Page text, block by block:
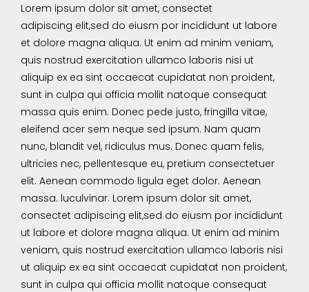
Lorem ipsum dolor sit amet, consectet
adipiscing elit,sed do eiusm por incididunt ut labore
et dolore magna aliqua. Ut enim ad minim veniam,
quis nostrud exercitation ullamco laboris nisi ut
aliquip ex ea sint occaecat cupidatat non proident,
sunt in culpa qui officia mollit natoque consequat
massa quis enim. Donec pede justo, fringilla vitae,
eleifend acer sem neque sed ipsum. Nam quam
nunc, blandit vel, ridiculus mus. Donec quam felis,
ultricies nec, pellentesque eu, pretium consectetuer
elit. Aenean commodo ligula eget dolor. Aenean
massa. luculvinar. Lorem ipsum dolor sit amet,
consectet adipiscing elit,sed do eiusm por incididunt
ut labore et dolore magna aliqua. Ut enim ad minim
veniam, quis nostrud exercitation ullamco laboris nisi
ut aliquip ex ea sint occaecat cupidatat non proident,
sunt in culpa qui officia mollit natoque consequat